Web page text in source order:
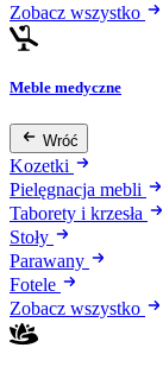
Zobacz wszystko
Meble medyczne
Wróć
Kozetki
Pielęgnacja mebli
Taborety i krzesła
Stoły
Parawany
Fotele
Zobacz wszystko